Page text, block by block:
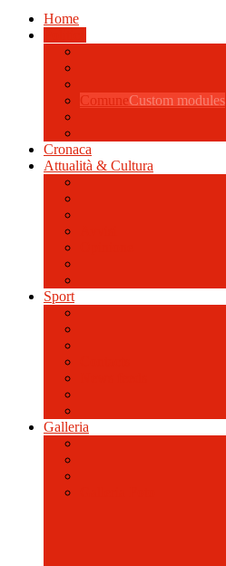
Home
ComuneCustom modules
Cronaca
Attualità & Cultura
Sport
Galleria